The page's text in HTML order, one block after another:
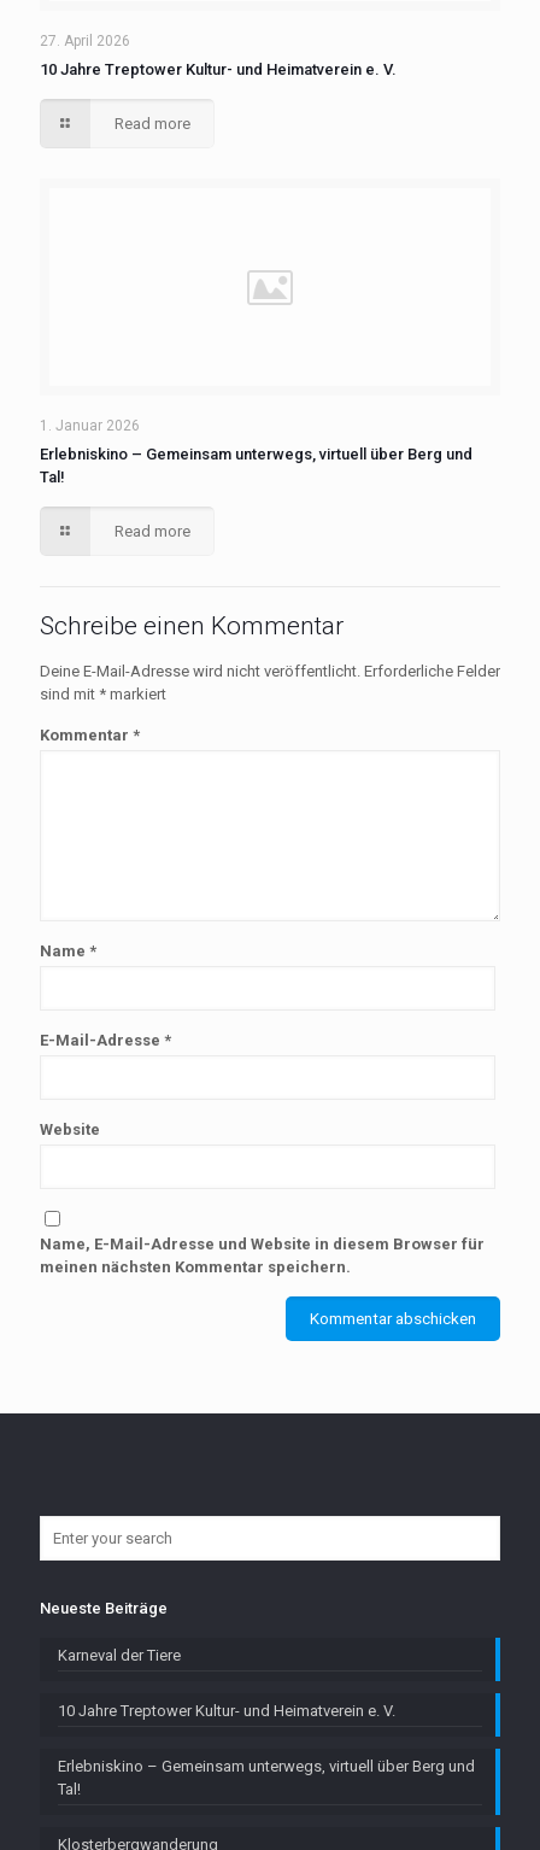
27. April 2026
10 Jahre Treptower Kultur- und Heimatverein e. V.
Read more
1. Januar 2026
Erlebniskino – Gemeinsam unterwegs, virtuell über Berg und
Tal!
Read more
Schreibe einen Kommentar
Deine E-Mail-Adresse wird nicht veröffentlicht. Erforderliche Felder
sind mit * markiert
Kommentar *
Name *
E-Mail-Adresse *
Website
Name, E-Mail-Adresse und Website in diesem Browser für
meinen nächsten Kommentar speichern.
Neueste Beiträge
Karneval der Tiere
10 Jahre Treptower Kultur- und Heimatverein e. V.
Erlebniskino – Gemeinsam unterwegs, virtuell über Berg und
Tal!
Klosterbergwanderung